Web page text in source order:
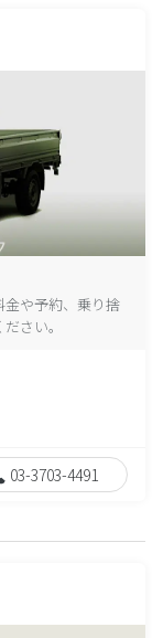
金や予約、乗り捨
さい。
03-3703-4491